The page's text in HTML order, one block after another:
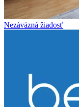
Nezáväzná žiadosť